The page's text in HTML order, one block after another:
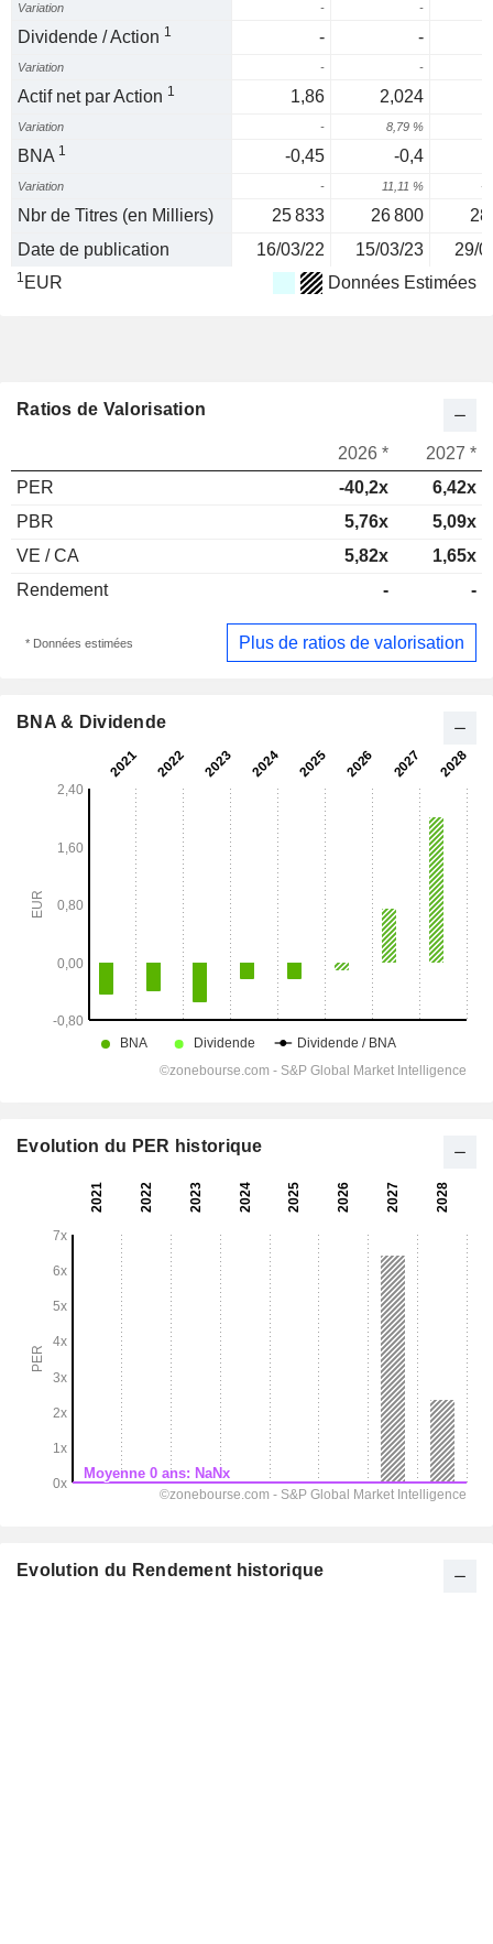
Variation - -
Dividende / Action 1 - -
Variation - -
Actif net par Action 1 1,86 2,024
Variation - 8,79 %
BNA 1 -0,45 -0,4
Variation - 11,11 % -
Nbr de Titres (en Milliers) 25 833 26 800
28
Date de publication
16/03/22 15/03/23 29/
1 EUR Données Estimées
Ratios de Valorisation
2026 *
2027 *
PER
-40,2x
6,42x
PBR
5,76x
5,09x
VE / CA
5,82x
1,65x
Rendement
- -
* Données estimées Plus de ratios de valorisation
BNA & Dividende
Evolution du PER historique
Evolution du Rendement historique